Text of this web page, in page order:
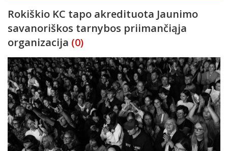
Rokiškio KC tapo akredituota Jaunimo
savanoriškos tarnybos priimančiąja
organizacija (0)